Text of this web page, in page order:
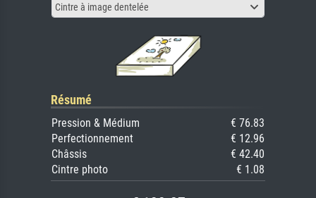
Cintre à image dentelée
Résumé
Pression & Médium
€ 76.83
Perfectionnement
€ 12.96
Châssis
€ 42.40
Cintre photo
€ 1.08